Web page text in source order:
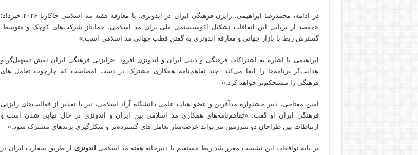
در ادامه، محمدرضا ابراهیمی، رایزن فرهنگی ایران در اندونزی، با معارفه هفته مد اسلامی جاکارتا ۲۰۲۶ خبرداد:
«مقصد از برپایی این اتفاقات تشکیل اکوسیستمی ملی برای مد اسلامی، حمایتاز شرکت‌های کوچک و متوسط،
گسترش ربط با بازار جهانی و معارفه اندونزی به گفتن قطب جهانی مد اسلامی است.»
ابراهیمی با اشاره به اشتراکات فرهنگی و دینی ایران و اندونزی افزود: «رایزنی فرهنگی ایران نقش تسهیل‌گر و
هدایت‌گر برنامه‌ها را ایفا می‌کند. چند تفاهم‌نامه همکاری مشترک در دست امضاست که چارچوب تعامل های
فرهنگی را مستحکم‌تر خواهد کرد.»
امین مفتاحی، دبیر جشنواره مدآفرین و عضو هیات علمی دانشگاه آزاد اسلامی، نیز با تقدیر از فعالیت‌های رایزنی
فرهنگی ایران او گفت: «تفاهم‌نامه‌های همکاری مد اسلامی بین ایران و اندونزی در حال نهایی شدن است و
ارتباطات بین طراحان دو سرزمین می‌تواند عرصه‌ساز تعامل های گسترده‌تر و شکل‌گیری برندهای مشترک شود.»
بر پایه توافقات این نشست مقرر شد ربط مستقیم با دبیرخانه هفته مد اسلامی اندونزی از طریق سفارت ایران در